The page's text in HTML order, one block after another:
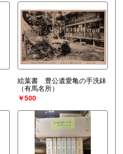
絵葉書 豊公遺愛亀の手洗鉢
（有馬名所）
￥500